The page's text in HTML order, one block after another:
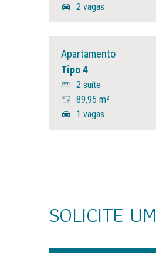
2 vagas
Apartamento
Tipo 4
2 suíte
89,95 m²
1 vagas
SOLICITE UM